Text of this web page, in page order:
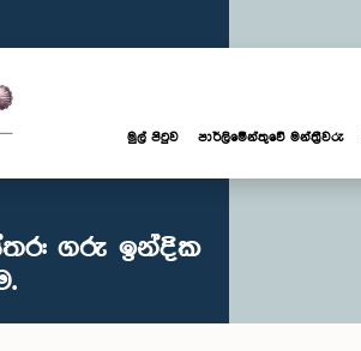
මුල් පිටුව පාර්ලි‌මේන්තුවේ මන්ත්‍රීවරු
ගරු ඉන්දික